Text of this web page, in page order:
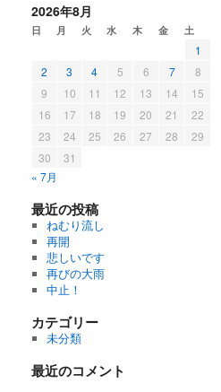
2026年8月
日 月 火 水 木 金 土
« 7月
1
2
3 4 5 6 7
8
9
10 11 12 13 14
15
16
17 18 19 20 21
22
23
24 25 26 27 28
29
30
31
最近の投稿
ねむり流し
再開
悲しいです
再びの大雨
中止！
カテゴリー
未分類
最近のコメント